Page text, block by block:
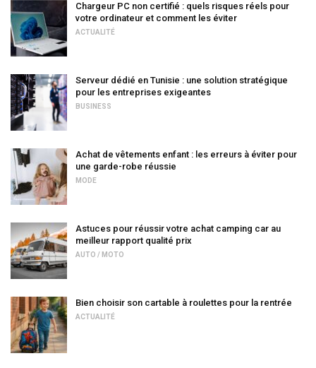
Chargeur PC non certifié : quels risques réels pour
votre ordinateur et comment les éviter
ACTUALITÉ
Serveur dédié en Tunisie : une solution stratégique
pour les entreprises exigeantes
BUSINESS
Achat de vêtements enfant : les erreurs à éviter pour
une garde-robe réussie
MODE
Astuces pour réussir votre achat camping car au
meilleur rapport qualité prix
AUTO / MOTO
Bien choisir son cartable à roulettes pour la rentrée
ACTUALITÉ